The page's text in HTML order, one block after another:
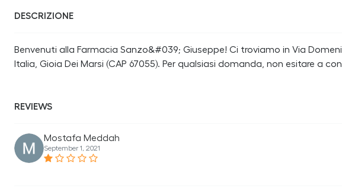
DESCRIZIONE
Benvenuti alla Farmacia Sanzo&#039; Giuseppe! Ci troviamo in Via
Italia, Gioia Dei Marsi (CAP 67055). Per qualsiasi domanda, non esitare a
REVIEWS
Mostafa Meddah
September 1, 2021